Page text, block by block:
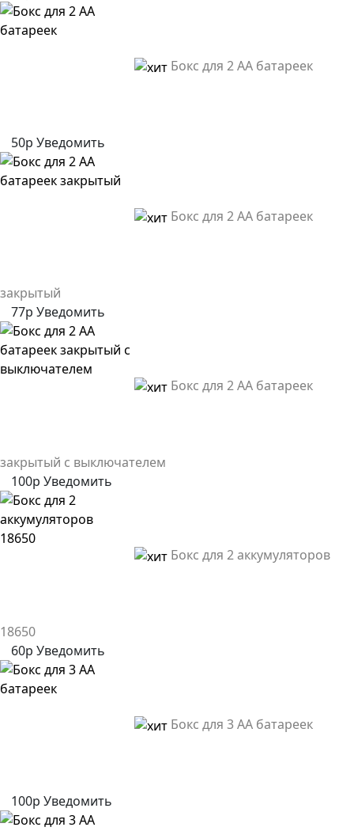
Бокс для 2 AA батареек
50р Уведомить
Бокс для 2 AA батареек
закрытый
77р Уведомить
Бокс для 2 AA батареек
закрытый с выключателем
100р Уведомить
Бокс для 2 аккумуляторов
18650
60р Уведомить
Бокс для 3 AA батареек
100р Уведомить